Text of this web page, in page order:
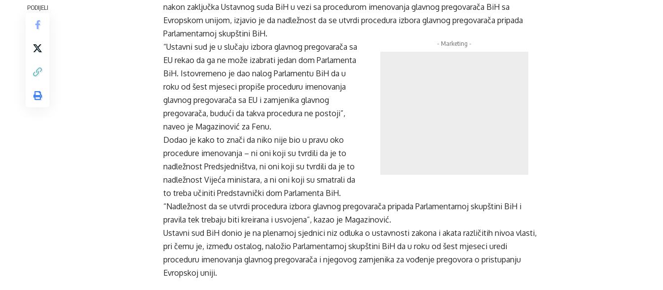
PODIJELI
nakon zaključka Ustavnog suda BiH u vezi sa procedurom imenovanja glavnog pregovarača BiH sa
Evropskom unijom, izjavio je da nadležnost da se utvrdi procedura izbora glavnog pregovarača pripada
Parlamentarnoj skupštini BiH.
- Marketing -
“Ustavni sud je u slučaju izbora glavnog pregovarača sa
EU rekao da ga ne može izabrati jedan dom Parlamenta
BiH. Istovremeno je dao nalog Parlamentu BiH da u
roku od šest mjeseci propiše proceduru imenovanja
glavnog pregovarača sa EU i zamjenika glavnog
pregovarača, budući da takva procedura ne postoji”,
naveo je Magazinović za Fenu.
Dodao je kako to znači da niko nije bio u pravu oko
procedure imenovanja – ni oni koji su tvrdili da je to
nadležnost Predsjedništva, ni oni koji su tvrdili da je to
nadležnost Vijeća ministara, a ni oni koji su smatrali da
to treba učiniti Predstavnički dom Parlamenta BiH.
“Nadležnost da se utvrdi procedura izbora glavnog pregovarača pripada Parlamentarnoj skupštini BiH i
pravila tek trebaju biti kreirana i usvojena”, kazao je Magazinović.
Ustavni sud BiH donio je na plenarnoj sjednici niz odluka o ustavnosti zakona i akata različitih nivoa vlasti,
pri čemu je, između ostalog, naložio Parlamentarnoj skupštini BiH da u roku od šest mjeseci uredi
proceduru imenovanja glavnog pregovarača i njegovog zamjenika za vođenje pregovora o pristupanju
Evropskoj uniji.